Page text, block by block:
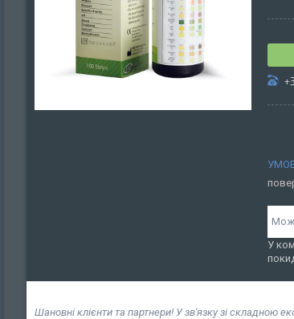
У
Шановні клієнти та партнери! У зв'язку зі складною